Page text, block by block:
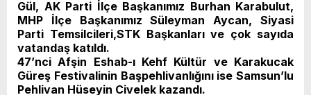
Gül, AK Parti İlçe Başkanımız Burhan Karabulut,
MHP İlçe Başkanımız Süleyman Aycan, Siyasi
Parti Temsilcileri,STK Başkanları ve çok sayıda
vatandaş katıldı.
47’nci Afşin Eshab-ı Kehf Kültür ve Karakucak
Güreş Festivalinin Başpehlivanlığını ise Samsun’lu
Pehlivan Hüseyin Civelek kazandı.